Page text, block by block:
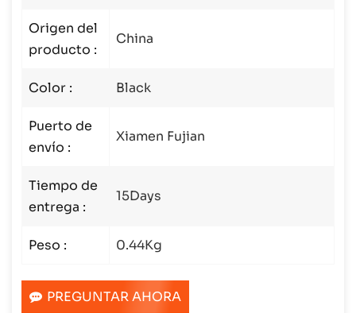
Origen del
producto :
China
Color : Black
Puerto de
envío :
Xiamen Fujian
Tiempo de
entrega :
15Days
Peso : 0.44Kg
PREGUNTAR AHORA